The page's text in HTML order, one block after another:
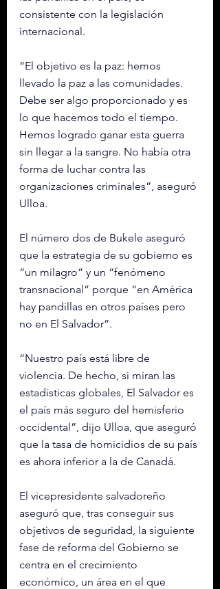
consistente con la legislación
internacional.
“El objetivo es la paz: hemos
llevado la paz a las comunidades.
Debe ser algo proporcionado y es
lo que hacemos todo el tiempo.
Hemos logrado ganar esta guerra
sin llegar a la sangre. No había otra
forma de luchar contra las
organizaciones criminales”, aseguró
Ulloa.
El número dos de Bukele aseguró
que la estrategia de su gobierno es
“un milagro” y un “fenómeno
transnacional” porque “en América
hay pandillas en otros países pero
no en El Salvador”.
“Nuestro país está libre de
violencia. De hecho, si miran las
estadísticas globales, El Salvador es
el país más seguro del hemisferio
occidental”, dijo Ulloa, que aseguró
que la tasa de homicidios de su país
es ahora inferior a la de Canadá.
El vicepresidente salvadoreño
aseguró que, tras conseguir sus
objetivos de seguridad, la siguiente
fase de reforma del Gobierno se
centra en el crecimiento
económico, un área en el que